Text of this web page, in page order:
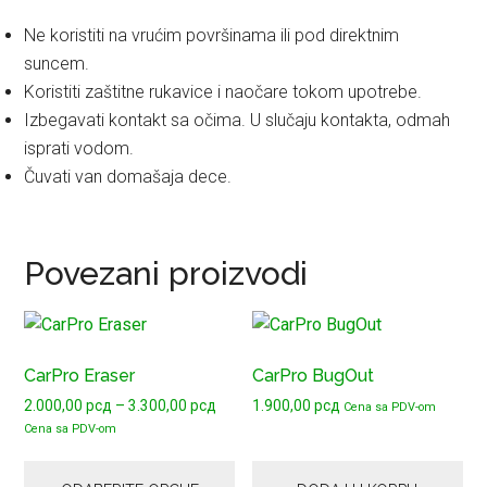
Ne koristiti na vrućim površinama ili pod direktnim
suncem.
Koristiti zaštitne rukavice i naočare tokom upotrebe.
Izbegavati kontakt sa očima. U slučaju kontakta, odmah
isprati vodom.
Čuvati van domašaja dece.
Povezani proizvodi
CarPro Eraser
2.000,00рсд – 3.300,00рсд Raspon
Cena sa PDV-om
Ovaj
ima
više
varijanti.
CarPro BugOut
1.900,00рсд Cena sa PDV-om